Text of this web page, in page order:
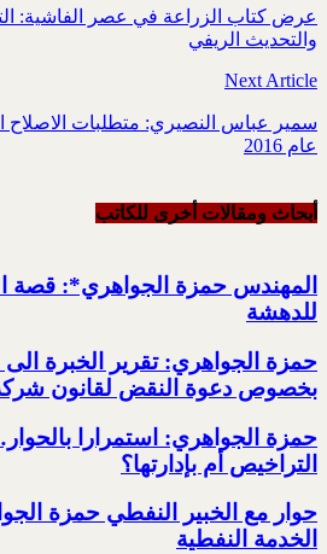
عرض كتاب الزراعة في عصر الفاشية:
والتحديث الريفي
Next Article
سمير عباس النصيري: متطلبات
عام 2016
أبحاث ومقالات أخرى للکاتب
المهندس حمزة الجواهري*: قصة
للدهشة
حمزة الجواهري: تقرير الخبرة الى
بخصوص دعوة النقض لقانون شركة
حمزة الجواهري: استمرارا
التراخيص أم بإدارتها؟
حوار مع الخبير النفطي حمزة
الخدمة النفطية